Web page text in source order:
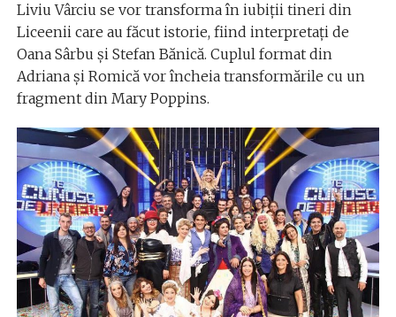
Liviu Vârciu se vor transforma în iubiții tineri din
Liceenii care au făcut istorie, fiind interpretați de
Oana Sârbu și Stefan Bănică. Cuplul format din
Adriana și Romică vor încheia transformările cu un
fragment din Mary Poppins.